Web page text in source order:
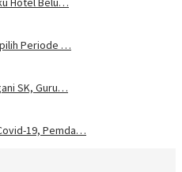
Periode …
SK, Guru…
19, Pemda…